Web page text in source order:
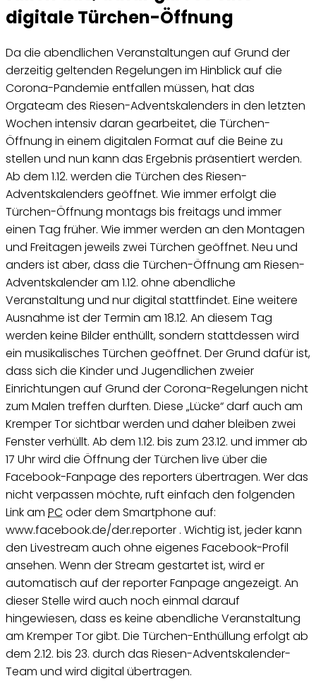
digitale Türchen-Öffnung
Da die abendlichen Veranstaltungen auf Grund der
derzeitig geltenden Regelungen im Hinblick auf die
Corona-Pandemie entfallen müssen, hat das
Orgateam des Riesen-Adventskalenders in den letzten
Wochen intensiv daran gearbeitet, die Türchen-
Öffnung in einem digitalen Format auf die Beine zu
stellen und nun kann das Ergebnis präsentiert werden.
Ab dem 1.12. werden die Türchen des Riesen-
Adventskalenders geöffnet. Wie immer erfolgt die
Türchen-Öffnung montags bis freitags und immer
einen Tag früher. Wie immer werden an den Montagen
und Freitagen jeweils zwei Türchen geöffnet. Neu und
anders ist aber, dass die Türchen-Öffnung am Riesen-
Adventskalender am 1.12. ohne abendliche
Veranstaltung und nur digital stattfindet. Eine weitere
Ausnahme ist der Termin am 18.12. An diesem Tag
werden keine Bilder enthüllt, sondern stattdessen wird
ein musikalisches Türchen geöffnet. Der Grund dafür ist,
dass sich die Kinder und Jugendlichen zweier
Einrichtungen auf Grund der Corona-Regelungen nicht
zum Malen treffen durften. Diese „Lücke“ darf auch am
Kremper Tor sichtbar werden und daher bleiben zwei
Fenster verhüllt. Ab dem 1.12. bis zum 23.12. und immer ab
17 Uhr wird die Öffnung der Türchen live über die
Facebook-Fanpage des reporters übertragen. Wer das
nicht verpassen möchte, ruft einfach den folgenden
Linkam PCoder dem Smartphone auf:
www.facebook.de/der.reporter . Wichtig ist, jeder kann
den Livestream auch ohne eigenes Facebook-Profil
ansehen. Wenn derStream gestartet ist, wird er
automatisch auf der reporterFanpage angezeigt. An
dieser Stelle wird auch noch einmal darauf
hingewiesen, dass es keine abendliche Veranstaltung
am Kremper Tor gibt. Die Türchen-Enthüllung erfolgt ab
dem 2.12. bis 23. durch das Riesen-Adventskalender-
Team und wird digital übertragen.